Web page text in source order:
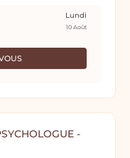
Lundi
10 Août
-